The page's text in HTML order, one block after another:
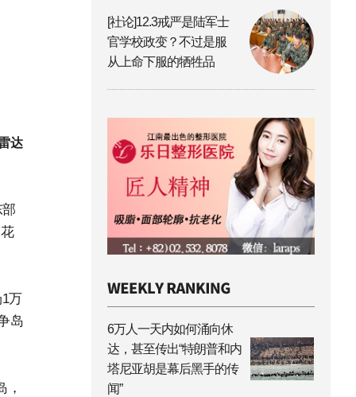
达
万
岛
，
[社论]12.3戒严是陆军士
官学校政变？不过是服
从上命下服的牺牲品
6万人一天内如何涌向休
达，甚至传出“特朗普和内
塔尼亚胡是幕后黑手的传
闻”